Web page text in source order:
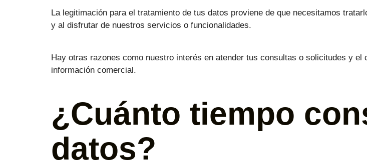
La legitimación para el tratamiento de tus datos proviene de que necesitamos
y al disfrutar de nuestros servicios o funcionalidades.
Hay otras razones como nuestro interés en atender tus consultas o solicitudes y
información comercial.
¿Cuánto tiempo
datos?